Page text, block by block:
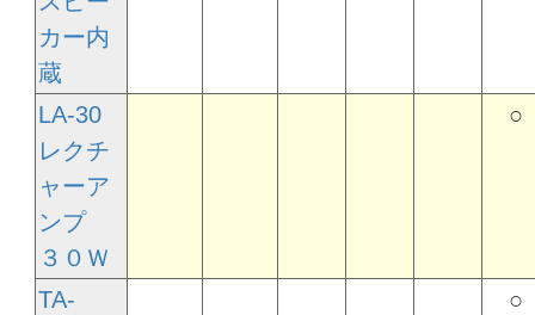
カー内
蔵
LA-30
レクチ
ャーア
ンプ
３０Ｗ
○
TA-
○